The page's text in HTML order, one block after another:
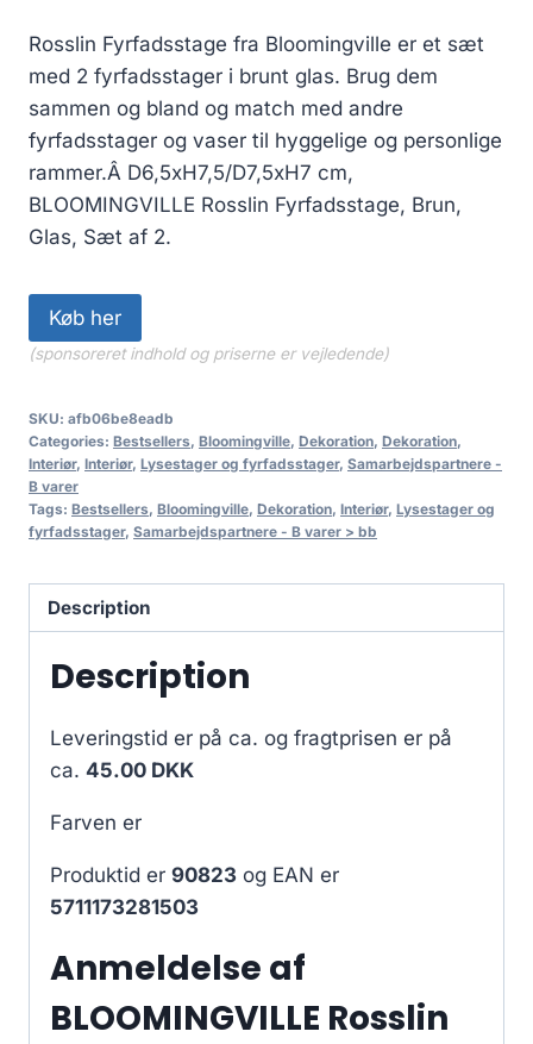
Rosslin Fyrfadsstage fra Bloomingville er et sæt
med 2 fyrfadsstager i brunt glas. Brug dem
sammen og bland og match med andre
fyrfadsstager og vaser til hyggelige og personlige
rammer.Â D6,5xH7,5/D7,5xH7 cm,
BLOOMINGVILLE Rosslin Fyrfadsstage, Brun,
Glas, Sæt af 2.
Køb her
(sponsoreret indhold og priserne er vejledende)
SKU: afb06be8eadb
Categories: Bestsellers, Bloomingville, Dekoration, Dekoration,
Interiør, Interiør, Lysestager og fyrfadsstager, Samarbejdspartnere -
B varer
Tags: Bestsellers, Bloomingville, Dekoration, Interiør, Lysestager og
fyrfadsstager, Samarbejdspartnere - B varer > bb
Description
Description
Leveringstid er på ca. og fragtprisen er på
ca. 45.00 DKK
Farven er
Produktid er 90823 og EAN er
5711173281503
Anmeldelse af
BLOOMINGVILLE Rosslin